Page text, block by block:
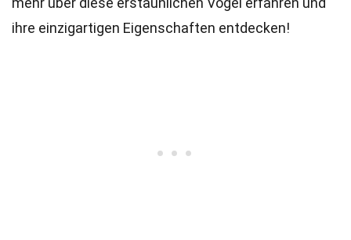
ihre einzigartigen Eigenschaften entdecken!